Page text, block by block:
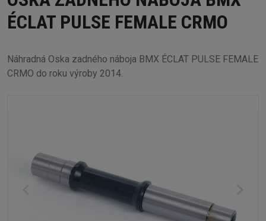
ÉCLAT PULSE FEMALE CRMO
Náhradná Oska zadného náboja BMX ÉCLAT PULSE FEMALE
CRMO do roku výroby 2014.